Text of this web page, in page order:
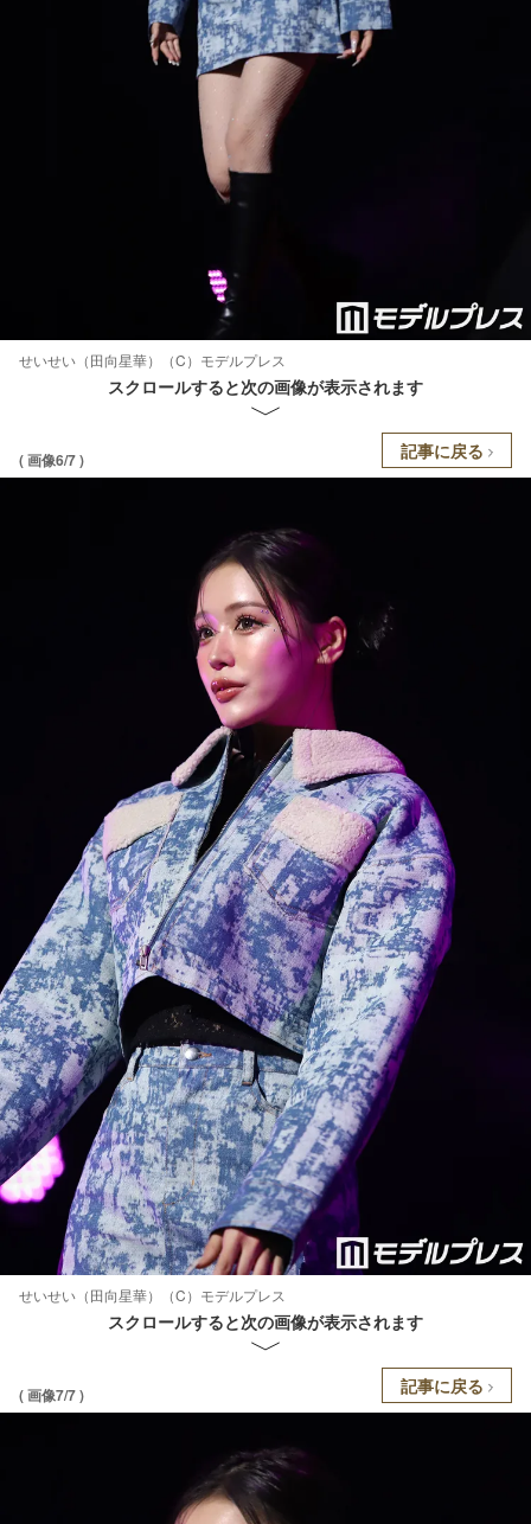
せいせい（田向星華）（C）モデルプレス
スクロールすると次の画像が表示されます
( 画像6/7 ) 記事に戻る
せいせい（田向星華）（C）モデルプレス
スクロールすると次の画像が表示されます
( 画像7/7 ) 記事に戻る